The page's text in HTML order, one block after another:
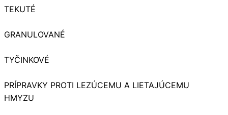
TEKUTÉ
GRANULOVANÉ
TYČINKOVÉ
PRÍPRAVKY PROTI LEZÚCEMU A LIETAJÚCEMU
HMYZU